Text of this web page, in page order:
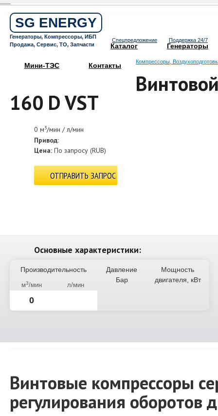
SG ENERGY
Генераторы, Компрессоры, ИБП
Продажа, Сервис, ТО, Запчасти
Спецпредложение
Поддержка 24/7
Каталог Генераторы
Мини-ТЭС Контакты Компрессоры,
160 D VST
0 м3/мин / л/мин
Привод:
Цена: По запросу (RUB)
ОТПРАВИТЬ ЗАПРОС
Основные характеристики:
Производительность
Давление
Бар
Мощность
двигателя, кВт
м3/мин л/мин
0
Винтовые компрессоры
регулирования оборотов